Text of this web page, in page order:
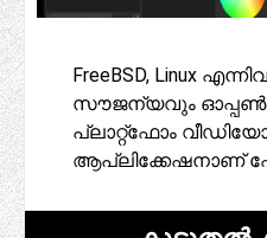
FreeBSD, Linux
സൗജന്യവും
പ്ലാറ്റ്‌ഫോം വീഡിയോ
ആപ്ലിക്കേഷനാണ്